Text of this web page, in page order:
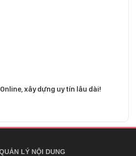
xây dựng uy tín lâu dài!
LÝ NỘI DUNG